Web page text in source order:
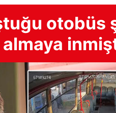
otobüs
almaya